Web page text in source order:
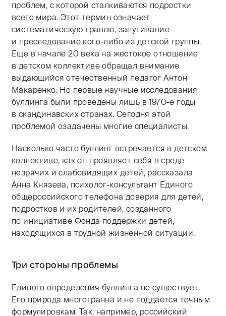
проблем, с которой сталкиваются подростки
всего мира. Этот термин означает
систематическую травлю, запугивание
и преследование кого-либо из детской группы.
Еще в начале 20 века на жестокое отношение
в детском коллективе обращал внимание
выдающийся отечественный педагог Антон
Макаренко. Но первые научные исследования
буллинга были проведены лишь в1970-е годы
в скандинавских странах. Сегодня этой
проблемой озадачены многие специалисты.
Насколько часто буллинг встречается в детском
коллективе, как он проявляет себя в среде
незрячих и слабовидящих детей, рассказала
Анна Князева, психолог-консультант Единого
общероссийского телефона доверия для детей,
подростков и их родителей, созданного
по инициативе Фонда поддержки детей,
находящихся в трудной жизненной ситуации.
Три стороны проблемы
Единого определения буллинга не существует.
Его природа многогранна и не поддается точным
формулировкам. Так, например, российский